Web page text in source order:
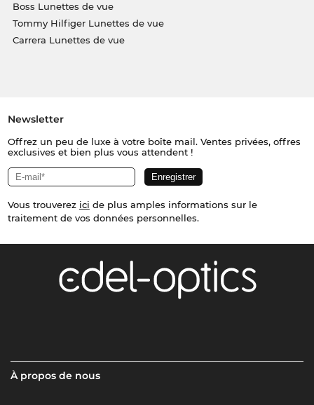
Boss Lunettes de vue
Tommy Hilfiger Lunettes de vue
Carrera Lunettes de vue
Newsletter
Offrez un peu de luxe à votre boîte mail. Ventes privées, offres
exclusives et bien plus vous attendent !
Vous trouverez ici de plus amples informations sur le
traitement de vos données personnelles.
À propos de nous